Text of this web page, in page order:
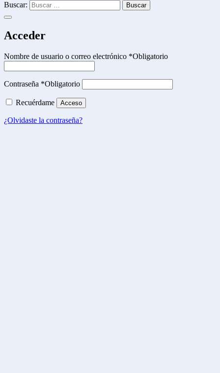
Buscar:
Acceder
Nombre de usuario o correo electrónico *Obligatorio
Contraseña *Obligatorio
Recuérdame Acceso
¿Olvidaste la contraseña?